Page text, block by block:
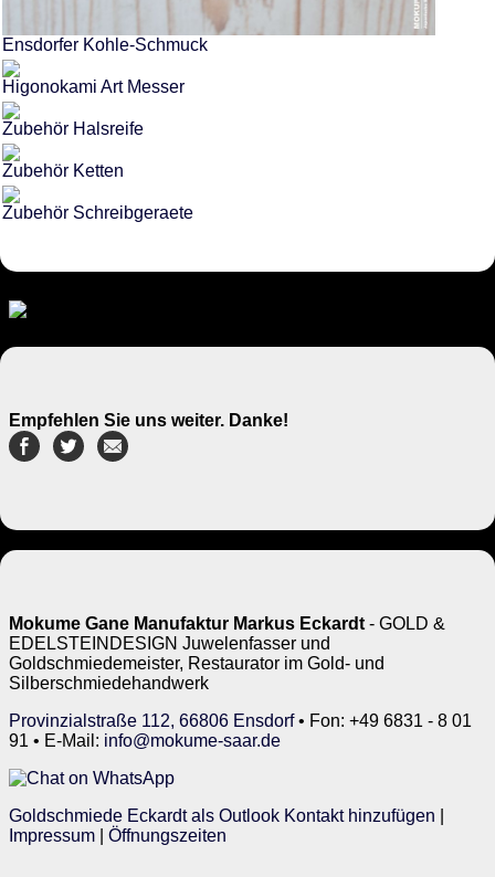
Ensdorfer Kohle-Schmuck
Higonokami Art Messer
Zubehör Halsreife
Zubehör Ketten
Zubehör Schreibgeraete
Empfehlen Sie uns weiter. Danke!
Mokume Gane Manufaktur Markus Eckardt - GOLD &
EDELSTEINDESIGN Juwelenfasser und
Goldschmiedemeister, Restaurator im Gold- und
Silberschmiedehandwerk
Provinzialstraße 112, 66806 Ensdorf• Fon: +49 6831 - 8 01
91 • E-Mail: info@mokume-saar.de
Goldschmiede Eckardt als Outlook Kontakt hinzufügen
Impressum
Öffnungszeiten